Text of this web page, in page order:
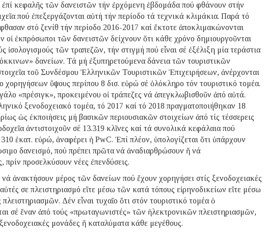
κεφαλῆς τῶν δανειστῶν τήν ἐρχόμενη ἑβδομάδα πού φθάνουν στήν
πού ἐπεξεργάζονται αὐτή τήν περίοδο τά τεχνικά κλιμάκια. Παρά τό
στό ζενίθ τήν περίοδο 2016-2017 καί ἔκτοτε ἀποκλιμακώνονται
οἱ ἐκπρόσωποι τῶν δανειστῶν δείχνουν ὅτι κάθε χρόνο δημιουργοῦνται
τῶν τραπεζῶν, τήν στιγμή πού εἶναι σέ ἐξέλιξη μία τεράστια
δανείων. Τά μή ἐξυπηρετούμενα δάνεια τῶν τουριστικῶν
τοῦ Συνδέσμου Ἑλληνικῶν Τουριστικῶν Ἐπιχειρήσεων, ἀνέρχονται
ὕψους περίπου 8 δισ. εὐρώ σέ ὁλόκληρο τόν τουριστικό τομέα.
«πρέσιγκ», προκειμένου οἱ τράπεζες νά ἀπεγκλωβισθοῦν ἀπό αὐτά.
ξενοδοχειακό τομέα, τό 2017 καί τό 2018 πραγματοποιήθηκαν 18
ὡς ἐκποιήσεις μή βασικῶν περιουσιακῶν στοιχείων ἀπό τίς τέσσερεις
ἀντιστοιχοῦν σέ 13.319 κλῖνες καί τά συνολικά κεφάλαια πού
ἑκατ. εὐρώ, ἀναφέρει ἡ PwC. Ἐπί πλέον, ὑπολογίζεται ὅτι ὑπάρχουν
δανεισμό, πού πρέπει πρῶτα νά ἀναδιαρθρώσουν ἤ νά
προσελκύσουν νέες ἐπενδύσεις.
ἀνακτήσουν μέρος τῶν δανείων πού ἔχουν χορηγήσει στίς ξενοδοχειακές
σε πλειστηριασμό εἴτε μέσω τῶν κατά τόπους εἰρηνοδικείων εἴτε μέσω
Δέν εἶναι τυχαῖο ὅτι στόν τουριστικό τομέα ὁ
σέ ἕναν ἀπό τούς «πρωταγωνιστές» τῶν ἠλεκτρονικῶν πλειστηριασμῶν,
μονάδες ἤ καταλύματα κάθε μεγέθους.